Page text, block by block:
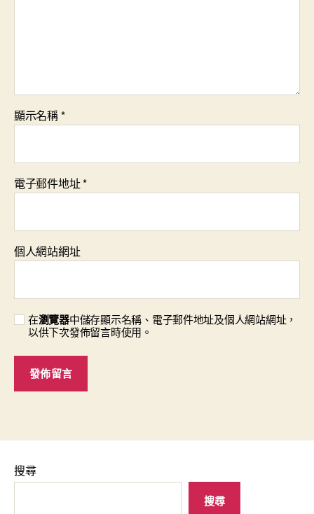
顯示名稱*
電子郵件地址*
個人網站網址
在瀏覽器中儲存顯示名稱、電子郵件地址及個人網站網址，
以供下次發佈留言時使用。
搜尋
搜尋